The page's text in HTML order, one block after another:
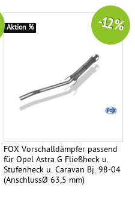
FOX Vorschalldämpfer passend
für Opel Astra G Fließheck u.
Stufenheck u. Caravan Bj. 98-04
(AnschlussØ 63,5 mm)
-12 %
Aktion %